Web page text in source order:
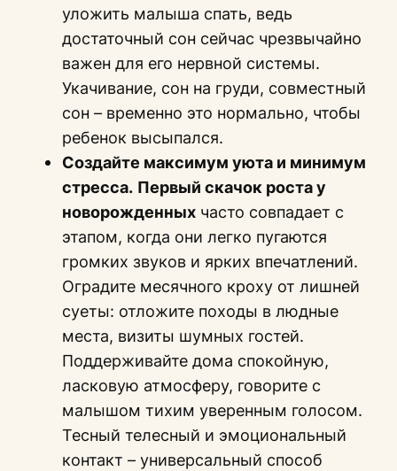
уложить малыша спать, ведь
достаточный сон сейчас чрезвычайно
важен для его нервной системы.
Укачивание, сон на груди, совместный
сон – временно это нормально, чтобы
ребенок высыпался.
Создайте максимум уюта и минимум
стресса. Первый скачок роста у
новорожденных часто совпадает с
этапом, когда они легко пугаются
громких звуков и ярких впечатлений.
Оградите месячного кроху от лишней
суеты: отложите походы в людные
места, визиты шумных гостей.
Поддерживайте дома спокойную,
ласковую атмосферу, говорите с
малышом тихим уверенным голосом.
Тесный телесный и эмоциональный
контакт – универсальный способ